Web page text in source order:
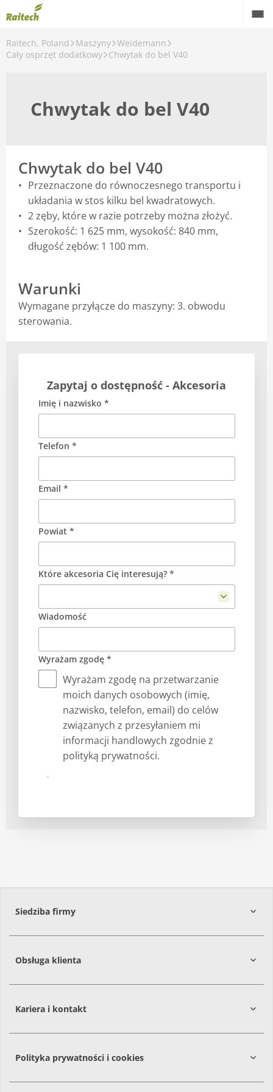
Raitech, Poland Maszyny Weidemann
Cały osprzęt dodatkowy Chwytak do bel V40
Chwytak do bel V40
Chwytak do bel V40
Przeznaczone do równoczesnego transportu i
układania w stos kilku bel kwadratowych.
2 zęby, które w razie potrzeby można złożyć.
Szerokość: 1 625 mm, wysokość: 840 mm,
długość zębów: 1 100 mm.
Warunki
Wymagane przyłącze do maszyny: 3. obwodu
sterowania.
Zapytaj o dostępność - Akcesoria
Imię i nazwisko *
Telefon *
Email *
Powiat *
Które akcesoria Cię interesują? *
Wiadomość
Wyrażam zgodę *
Wyrażam zgodę na przetwarzanie
moich danych osobowych (imię,
nazwisko, telefon, email) do celów
związanych z przesyłaniem mi
informacji handlowych zgodnie z
polityką prywatności.
Prześlij
Siedziba firmy
Obsługa klienta
Kariera i kontakt
Polityka prywatności i cookies
Maszyny
Części zamienne
Finansowanie
Kariera
O nas
Blog